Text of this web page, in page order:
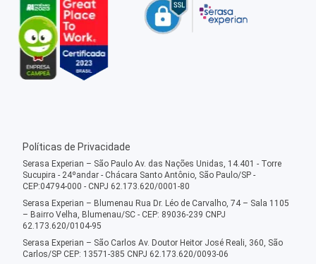
Políticas de Privacidade
Serasa Experian – São Paulo Av. das Nações Unidas, 14.401 - Torre
Sucupira - 24ºandar - Chácara Santo Antônio, São Paulo/SP -
CEP:04794-000 - CNPJ 62.173.620/0001-80
Serasa Experian – Blumenau Rua Dr. Léo de Carvalho, 74 – Sala 1105
– Bairro Velha, Blumenau/SC - CEP: 89036-239 CNPJ
62.173.620/0104-95
Serasa Experian – São Carlos Av. Doutor Heitor José Reali, 360, São
Carlos/SP CEP: 13571-385 CNPJ 62.173.620/0093-06